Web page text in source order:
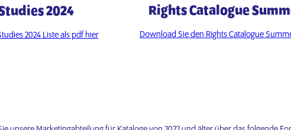
2024
2024 Liste als pdf hier
Rights Catalogue
Download Sie den Rights Catalogue